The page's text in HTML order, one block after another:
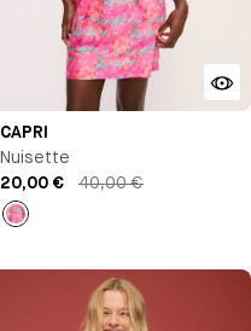
CAPRI
Nuisette
20,00 €
40,00 €
Imprimé